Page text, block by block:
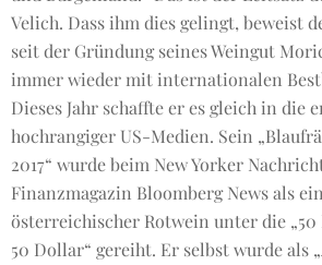
Velich. Dass ihm dies gelingt, beweist
seit der Gründung seines Weingut
immer wieder mit internationalen
Dieses Jahr schaffte er es gleich in die
hochrangiger US-Medien. Sein
2017“ wurde beim New Yorker
Finanzmagazin Bloomberg News als
österreichischer Rotwein unter die „50
50 Dollar“ gereiht. Er selbst wurde als